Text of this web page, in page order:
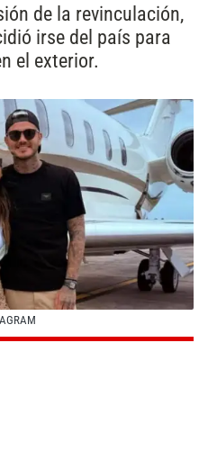
de la revinculación,
irse del país para
el exterior.